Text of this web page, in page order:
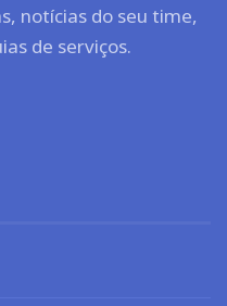
notícias do seu time,
de serviços.